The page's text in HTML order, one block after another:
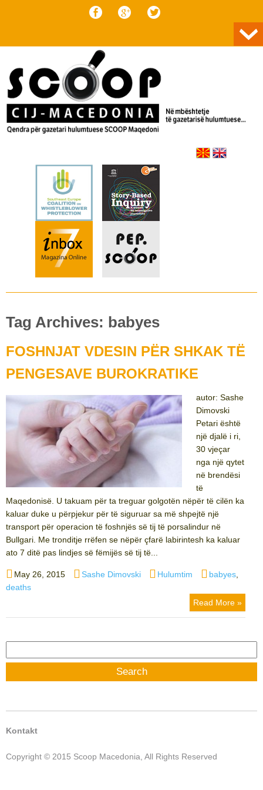
Tag Archives: babyes
FOSHNJAT VDESIN PËR SHKAK TË
PENGESAVE BUROKRATIKE
autor: Sashe
Dimovski
Petari është
një djalë i ri,
30 vjeçar
nga një qytet
në brendësi
të
Maqedonisë. U takuam për ta treguar golgotën nëpër të cilën ka
kaluar duke u përpjekur për të siguruar sa më shpejtë një
transport për operacion të foshnjës së tij të porsalindur në
Bullgari. Me tronditje rrëfen se nëpër çfarë labirintesh ka kaluar
ato 7 ditë pas lindjes së fëmijës së tij të...
Posted
on
May 26, 2015 Author
Sashe Dimovski Categories
Hulumtim Tags
babyes
deaths
Read More »
for:
Kontakt
Copyright © 2015 Scoop Macedonia, All Rights Reserved